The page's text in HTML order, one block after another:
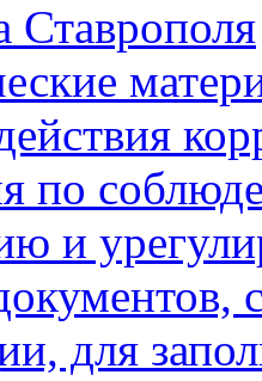
Ставрополя
по
и
для